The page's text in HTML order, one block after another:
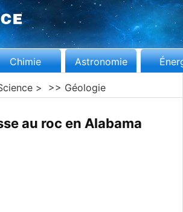
Chimie Astronomie
> >> Géologie
au roc en Alabama